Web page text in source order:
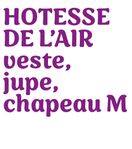
HOTESSE
DE L’AIR
veste,
jupe,
chapeau M